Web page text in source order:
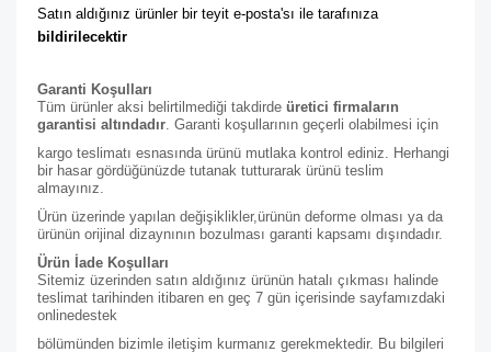
bildirilecektir
Garanti Koşulları
Tüm ürünler aksi belirtilmediği takdirde üretici firmaların
garantisi altındadır . Garanti koşullarının geçerli olabilmesi için
kargo teslimatı esnasında ürünü mutlaka kontrol ediniz. Herhangi
bir hasar gördüğünüzde tutanak tutturarak ürünü teslim
almayınız.
Ürün üzerinde yapılan değişiklikler,ürünün deforme olması ya da
ürünün orijinal dizaynının bozulması garanti kapsamı dışındadır.
Ürün İade Koşulları
Sitemiz üzerinden satın aldığınız ürünün hatalı çıkması halinde
teslimat tarihinden itibaren en geç 7 gün içerisinde sayfamızdaki
onlinedestek
bölümünden bizimle iletişim kurmanız gerekmektedir. Bu bilgileri